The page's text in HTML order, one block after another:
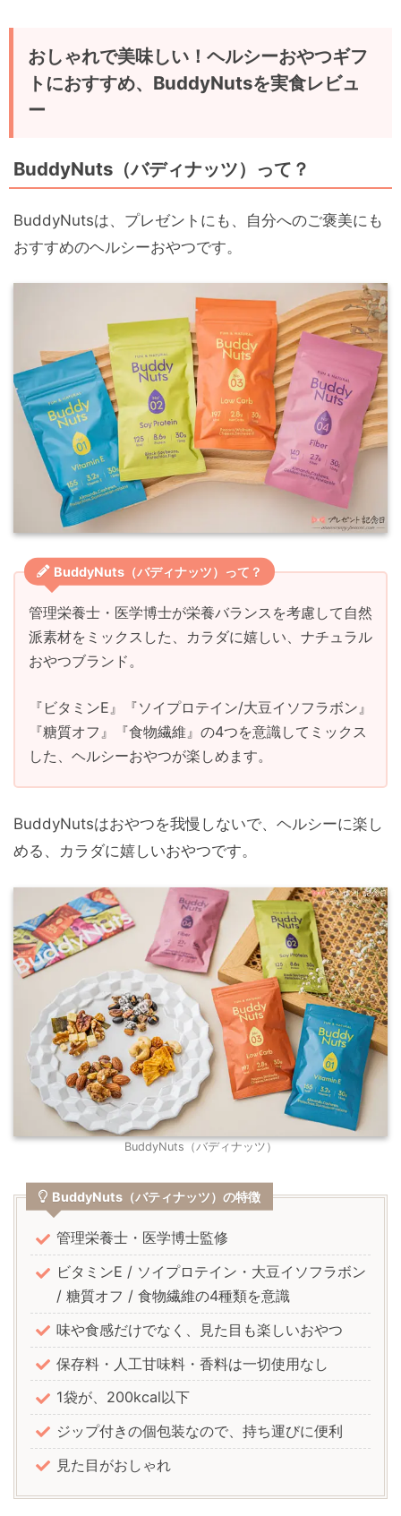
おしゃれで美味しい！ヘルシーおやつギフ
トにおすすめ、BuddyNutsを実食レビュ
ー
BuddyNuts（バディナッツ）って？
BuddyNutsは、プレゼントにも、自分へのご褒美にも
おすすめのヘルシーおやつです。
BuddyNuts（バディナッツ）って？
管理栄養士・医学博士が栄養バランスを考慮して自然
派素材をミックスした、カラダに嬉しい、ナチュラル
おやつブランド。
『ビタミンE』『ソイプロテイン/大豆イソフラボン』
『糖質オフ』『食物繊維』の4つを意識してミックス
した、ヘルシーおやつが楽しめます。
BuddyNutsはおやつを我慢しないで、ヘルシーに楽し
める、カラダに嬉しいおやつです。
BuddyNuts（バディナッツ）
BuddyNuts（バティナッツ）の特徴
管理栄養士・医学博士監修
ビタミンE / ソイプロテイン・大豆イソフラボン
/ 糖質オフ / 食物繊維の4種類を意識
味や食感だけでなく、見た目も楽しいおやつ
保存料・人工甘味料・香料は一切使用なし
1袋が、200kcal以下
ジップ付きの個包装なので、持ち運びに便利
見た目がおしゃれ